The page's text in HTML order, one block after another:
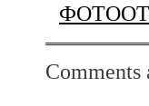
Comments